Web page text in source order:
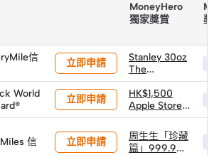
MoneyHero
獨家獎賞
獎
信
立即申請
Stanley 30oz
The
Quencher
H2.0
Flowstate™
吸管杯 (價值
HK$315)
World
立即申請
HK$1,500
Apple Store
禮品卡
信
立即申請
周生生「珍藏
篇」999.9黃